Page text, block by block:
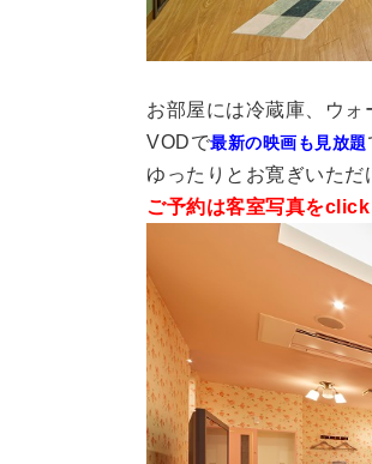
お部屋には冷蔵庫、ウォ
VODで最新の映画も見放題
ゆったりとお寛ぎいただ
ご予約は客室写真を